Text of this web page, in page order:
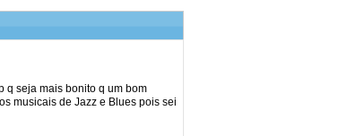
q seja mais bonito q um bom
musicais de Jazz e Blues pois sei